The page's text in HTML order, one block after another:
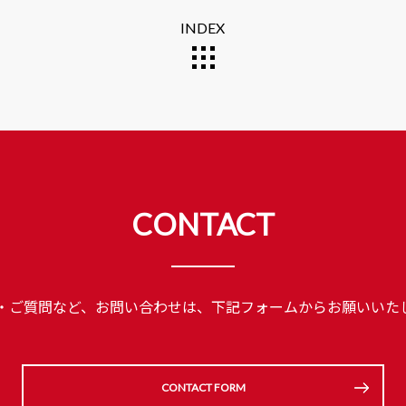
INDEX
CONTACT
ご質問など、お問い合わせは、 下記フォームからお願いいた
CONTACT FORM